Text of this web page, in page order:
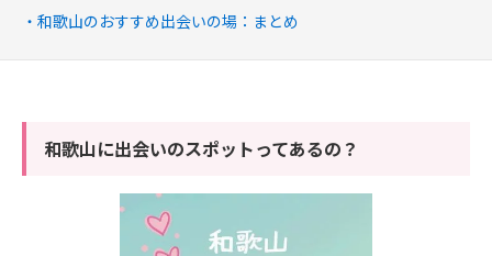
和歌山のおすすめ出会いの場：まとめ
和歌山に出会いのスポットってあるの？